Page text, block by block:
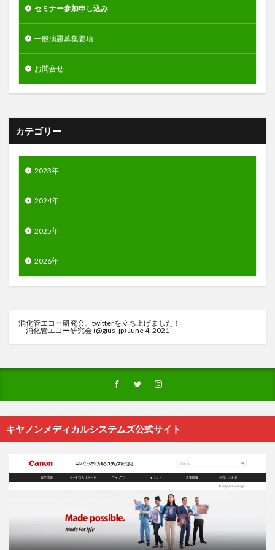
セミナー参加申し込み
一般演題募集要項
お問合せ
カテゴリー
2023年
2024年
2025年
2026年
消化管エコー研究会、twitterを立ち上げました！
— 消化管エコー研究会 (@gius_jp) June 4, 2021
キヤノンメディカルシステムズ公式サイト